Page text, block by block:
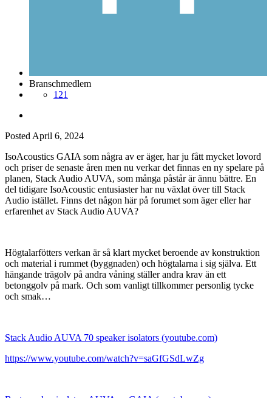
Branschmedlem
121
Posted April 6, 2024
IsoAcoustics GAIA som några av er äger, har ju fått mycket lovord
och priser de senaste åren men nu verkar det finnas en ny spelare på
planen, Stack Audio AUVA, som många påstår är ännu bättre. En
del tidigare IsoAcoustic entusiaster har nu växlat över till Stack
Audio istället. Finns det någon här på forumet som äger eller har
erfarenhet av Stack Audio AUVA?
Högtalarfötters verkan är så klart mycket beroende av konstruktion
och material i rummet (byggnaden) och högtalarna i sig själva. Ett
hängande trägolv på andra våning ställer andra krav än ett
betonggolv på mark. Och som vanligt tillkommer personlig tycke
och smak…
Stack Audio AUVA 70 speaker isolators (youtube.com)
https://www.youtube.com/watch?v=saGfGSdLwZg